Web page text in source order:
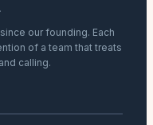
our founding. Each
of a team that treats
calling.